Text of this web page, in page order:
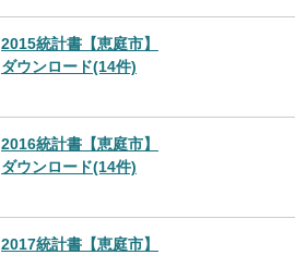
2015統計書【恵庭市】
ダウンロード(14件)
2016統計書【恵庭市】
ダウンロード(14件)
2017統計書【恵庭市】